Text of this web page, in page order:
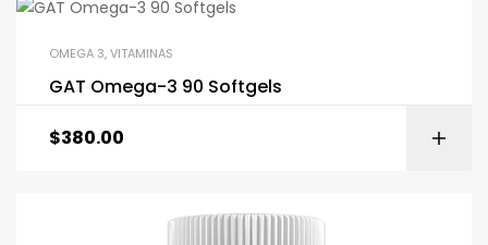
OMEGA 3,VITAMINAS
GAT Omega-3 90 Softgels
$380.00